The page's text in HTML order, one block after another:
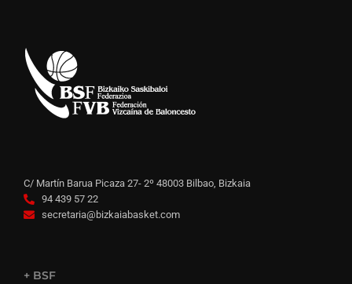
C/ Martín Barua Picaza 27- 2º 48003 Bilbao, Bizkaia
94 439 57 22
secretaria@bizkaiabasket.com
+ BSF